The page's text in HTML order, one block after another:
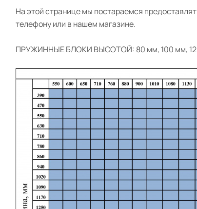
На этой странице мы постараемся
телефону или в нашем магазине.
ПРУЖИННЫЕ БЛОКИ ВЫСОТОЙ: 80 мм, 100 мм,